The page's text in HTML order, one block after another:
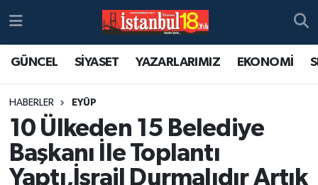
GÜNCEL SİYASET YAZARLARIMIZ EKONOMİ
HABERLER EYÜP
10 Ülkeden 15 Belediye
Başkanı İle Toplantı
Yaptı,İsrail Durmalıdır Artık